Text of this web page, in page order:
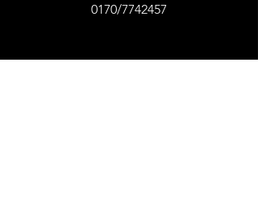
0170/7742457